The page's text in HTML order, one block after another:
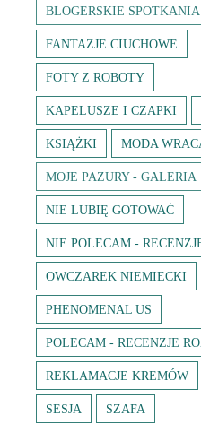
BLOGERSKIE SPOTKANIA
FANTAZJE CIUCHOWE
FOTY Z ROBOTY
KAPELUSZE I CZAPKI
KSIĄŻKI MODA
MOJE PAZURY - GALERIA
NIE LUBIĘ GOTOWAĆ
NIE POLECAM -
OWCZAREK NIEMIECKI
PHENOMENAL US
POLECAM - RECENZJE
REKLAMACJE KREMÓW
SESJA SZAFA